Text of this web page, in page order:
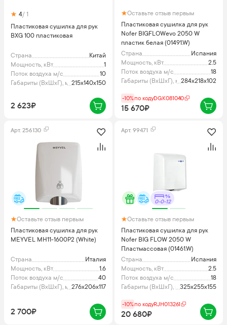
4/ 1
Пластиковая сушилка для рук
BXG 100 пластиковая
Страна
Китай
Мощность, кВт
1
Поток воздуха м/с
10
Габариты (ВхШхГ), мм215х140х150
2 623₽
Оставьте отзыв первым
Пластиковая сушилка для рук
Nofer BIGFLOWevo 2050 W
пластик белая (01491.W)
Страна
Испания
Мощность, кВт
2.5
Поток воздуха м/с
18
Габариты (ВхШхГ), мм284x218x102
-10%по кодуDGK081040
15 670₽
Арт. 256130
Оставьте отзыв первым
Пластиковая сушилка для рук
MEYVEL MH11-1600P2 (White)
Страна
Италия
Мощность, кВт
1.6
Поток воздуха м/с
40
Габариты (ВхШхГ), мм276x206x117
2 700₽
Арт. 99471
0-0-12
Оставьте отзыв первым
Пластиковая сушилка для рук
Nofer BIG FLOW 2050 W
Пластмассовая (01461.W)
Страна
Испания
Мощность, кВт
2.5
Поток воздуха м/с
18
Габариты (ВхШхГ), мм325х255х155
-10%по кодуRJH013261
20 680₽